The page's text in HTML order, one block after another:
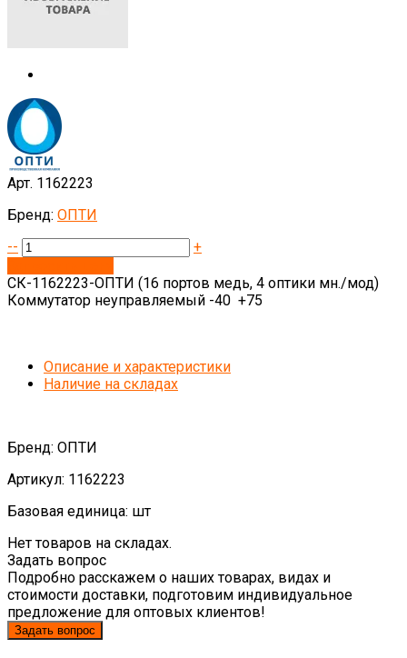
Арт. 1162223
Бренд: ОПТИ
--
+
СК-1162223-ОПТИ (16 портов медь, 4 оптики мн./мод)
Коммутатор неуправляемый -40 +75
Описание и характеристики
Наличие на складах
Бренд: ОПТИ
Артикул: 1162223
Базовая единица: шт
Нет товаров на складах.
Задать вопрос
Подробно расскажем о наших товарах, видах и
стоимости доставки, подготовим индивидуальное
предложение для оптовых клиентов!
Задать вопрос